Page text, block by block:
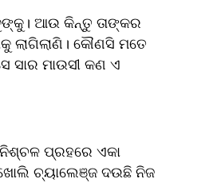
ଆଉ କିନ୍ତୁ ତାଙ୍କର
ଲାଗିଲାଣି। କୌଣସି ମତେ
ସାର ମାଉସୀ କଣ ଏ
ନିଶ୍ଚଳ ପ୍ରହରେ ଏକା
ଚ୍ୟାଲେଞ୍ଜ ଦଉଛି ନିଜ